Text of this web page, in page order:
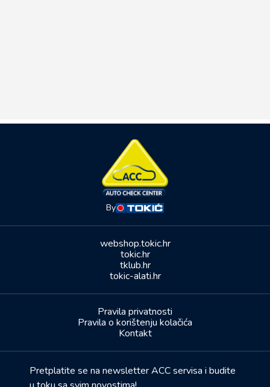
By
webshop.tokic.hr
tokic.hr
tklub.hr
tokic-alati.hr
Pravila privatnosti
Pravila o korištenju kolačića
Kontakt
Pretplatite se na newsletter ACC servisa i budite